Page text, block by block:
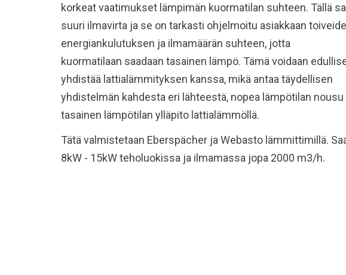
korkeat vaatimukset lämpimän kuormatilan suhteen. Tällä
suuri ilmavirta ja se on tarkasti ohjelmoitu asiakkaan
energiankulutuksen ja ilmamäärän suhteen, jotta
kuormatilaan saadaan tasainen lämpö. Tämä voidaan
yhdistää lattialämmityksen kanssa, mikä antaa täydellisen
yhdistelmän kahdesta eri lähteestä, nopea lämpötilan nousu
tasainen lämpötilan ylläpito lattialämmöllä.
Tätä valmistetaan Eberspächer ja Webasto lämmittimillä.
8kW - 15kW teholuokissa ja ilmamassa jopa 2000 m3/h.